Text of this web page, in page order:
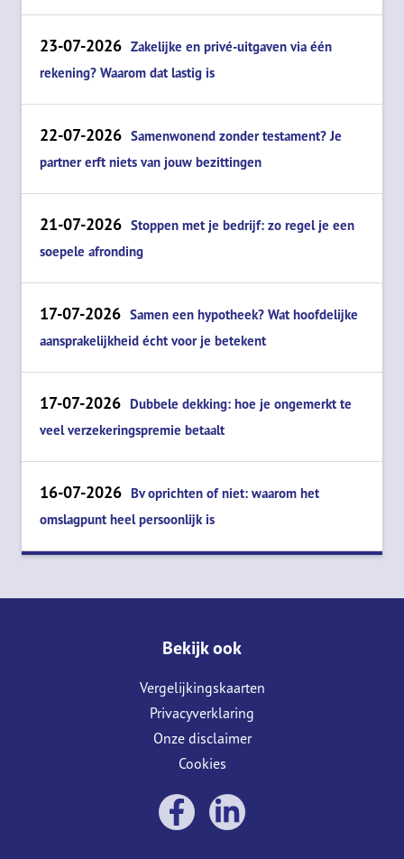
23-07-2026 Zakelijke en privé-uitgaven via één
rekening? Waarom dat lastig is
22-07-2026 Samenwonend zonder testament? Je
partner erft niets van jouw bezittingen
21-07-2026 Stoppen met je bedrijf: zo regel je een
soepele afronding
17-07-2026 Samen een hypotheek? Wat hoofdelijke
aansprakelijkheid écht voor je betekent
17-07-2026 Dubbele dekking: hoe je ongemerkt te
veel verzekeringspremie betaalt
16-07-2026 Bv oprichten of niet: waarom het
omslagpunt heel persoonlijk is
Bekijk ook
Vergelijkingskaarten
Privacyverklaring
Onze disclaimer
Cookies